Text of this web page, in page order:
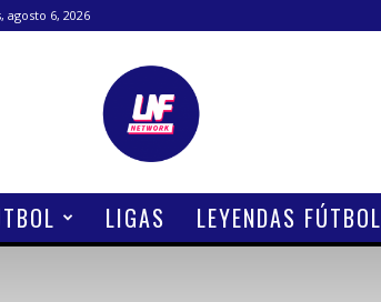
agosto 6, 2026
Lanetafutbolera
LIGAS LEYENDAS FÚTBOL